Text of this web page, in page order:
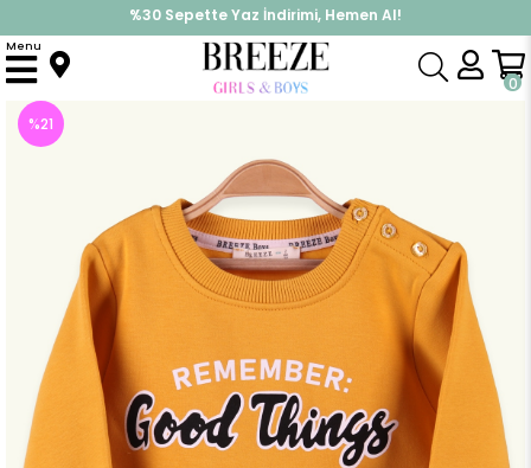
%30 Sepette Yaz İndirimi, Hemen Al!
İndirimlere ek %10 İndirimi Kap, Hemen Üye Ol!
0
Menu
Anasayfa Üst Giyim Sweatshirt Erkek Bebek Sweatshirt Baskılı Sarı (2 Yaş)
%21